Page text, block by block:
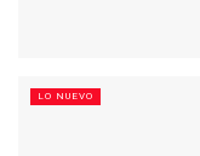
LO NUEVO